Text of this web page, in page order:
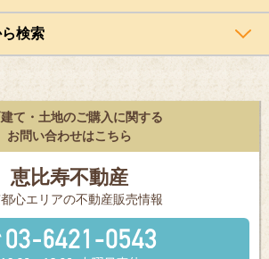
検索
て・土地のご購入に関する
お問い合わせはこちら
恵比寿不動産
⼼エリアの不動産販売情報